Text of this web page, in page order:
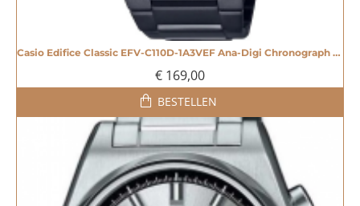
Casio Edifice Classic EFV-C110D-1A3VEF Ana-Digi Chronograph Horloge - 20005189
€ 169,00
BESTELLEN